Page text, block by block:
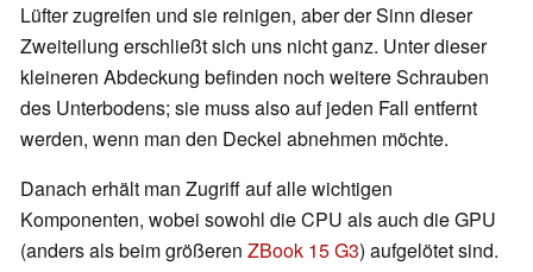
Lüfter zugreifen und sie reinigen, aber der Sinn dieser
Zweiteilung erschließt sich uns nicht ganz. Unter dieser
kleineren Abdeckung befinden noch weitere Schrauben
des Unterbodens; sie muss also auf jeden Fall entfernt
werden, wenn man den Deckel abnehmen möchte.
Danach erhält man Zugriff auf alle wichtigen
Komponenten, wobei sowohl die CPU als auch die GPU
(anders als beim größeren ZBook 15 G3) aufgelötet sind.